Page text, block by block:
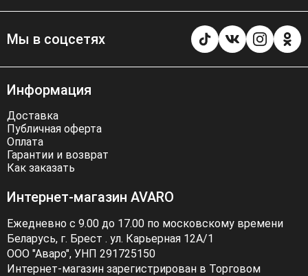
Мы в соцсетях
Информация
Доставка
Публичная оферта
Оплата
Гарантии и возврат
Как заказать
Интернет-магазин AVARO
Ежедневно с 9.00 до 17.00 по московскому времени
Беларусь, г. Брест . ул. Карьерная 12А/1
ООО "Аваро", УНП 291725150
Интернет-магазин зарегистрирован в Торговом